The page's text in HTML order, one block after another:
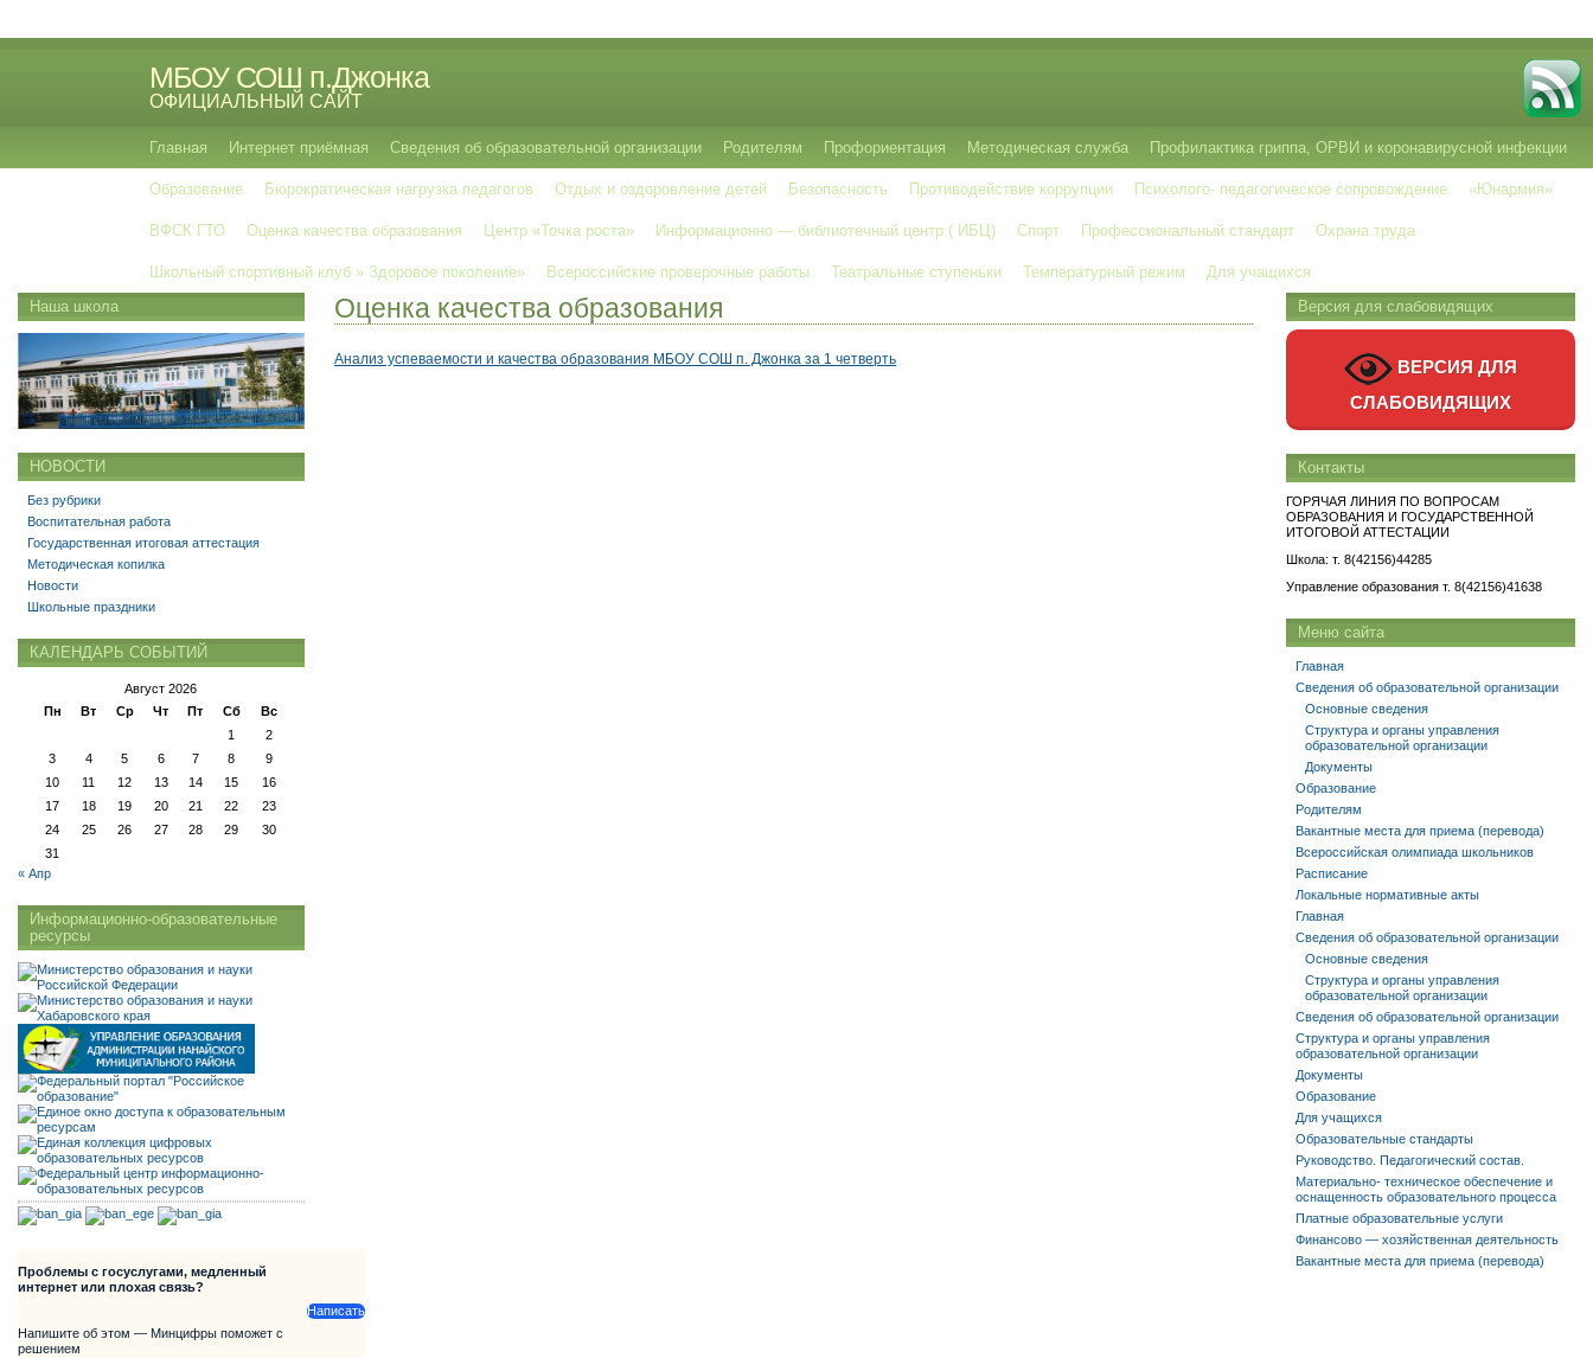
МБОУ СОШ п.Джонка
ОФИЦИАЛЬНЫЙ САЙТ
Главная Интернет приёмная Сведения об образовательной организации Родителям Профориентация Методическая служба Профилактика гриппа, ОРВИ и коронавирусной инфекции
Образование Бюрократическая нагрузка педагогов Отдых и оздоровление детей Безопасность Противодействие коррупции Психолого- педагогическое сопровождение «Юнармия»
ВФСК ГТО Оценка качества образования Центр «Точка роста» Информационно — библиотечный центр ( ИБЦ) Спорт Профессиональный стандарт Охрана труда
Школьный спортивный клуб » Здоровое поколение» Всероссийские проверочные работы Театральные ступеньки Температурный режим Для учащихся
Оценка качества образования
Анализ успеваемости и качества образования МБОУ СОШ п. Джонка за 1 четверть
Версия для слабовидящих
ВЕРСИЯ ДЛЯ
СЛАБОВИДЯЩИХ
Контакты
ГОРЯЧАЯ ЛИНИЯ ПО ВОПРОСАМ
ОБРАЗОВАНИЯ И ГОСУДАРСТВЕННОЙ
ИТОГОВОЙ АТТЕСТАЦИИ
Школа: т. 8(42156)44285
Управление образования т. 8(42156)41638
Меню сайта
Главная
Сведения об образовательной организации
Основные сведения
Структура и органы управления
образовательной организации
Документы
Образование
Родителям
Вакантные места для приема (перевода)
Всероссийская олимпиада школьников
Расписание
Локальные нормативные акты
Главная
Сведения об образовательной организации
Основные сведения
Структура и органы управления
образовательной организации
Сведения об образовательной организации
Структура и органы управления
образовательной организации
Документы
Образование
Для учащихся
Образовательные стандарты
Руководство. Педагогический состав.
Материально- техническое обеспечение и
оснащенность образовательного процесса
Платные образовательные услуги
Финансово — хозяйственная деятельность
Вакантные места для приема (перевода)
Наша школа
НОВОСТИ
Без рубрики
Воспитательная работа
Государственная итоговая аттестация
Методическая копилка
Новости
Школьные праздники
КАЛЕНДАРЬ СОБЫТИЙ
Август 2026
Пн
Вт Ср Чт Пт Сб
Вс
1
2
3
4 5 6 7 8
9
10
11 12 13 14 15
16
17
18 19 20 21 22
23
24
25 26 27 28 29
30
31
« Апр
Информационно-образовательные
ресурсы
Проблемы с госуслугами, медленный
интернет или плохая связь?
Напишите об этом — Минцифры поможет с
решением
Написать